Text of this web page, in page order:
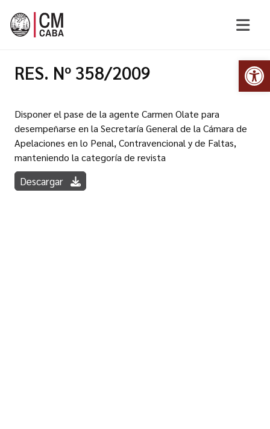
RES. Nº 358/2009
Disponer el pase de la agente Carmen Olate para
desempeñarse en la Secretaría General de la Cámara de
Apelaciones en lo Penal, Contravencional y de Faltas,
manteniendo la categoría de revista
Descargar